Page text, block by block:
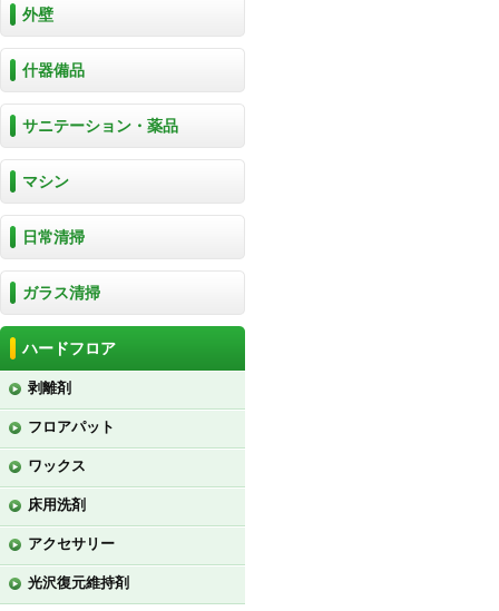
外壁
什器備品
サニテーション・薬品
マシン
日常清掃
ガラス清掃
ハードフロア
剥離剤
フロアパット
ワックス
床用洗剤
アクセサリー
光沢復元維持剤